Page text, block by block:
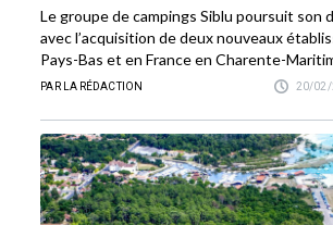
Le groupe de campings Siblu poursuit son
avec l’acquisition de deux nouveaux
Pays-Bas et en France en Charente-
PAR LA RÉDACTION 20/02/